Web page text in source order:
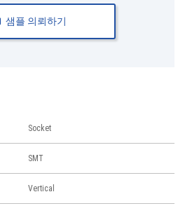
샘플 의뢰하기
Socket
SMT
Vertical